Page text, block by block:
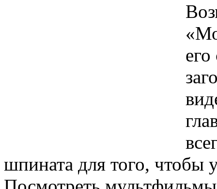
шпината для того,